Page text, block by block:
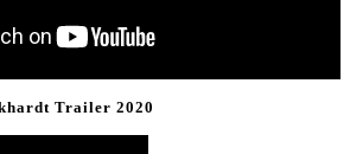
Trailer 2020